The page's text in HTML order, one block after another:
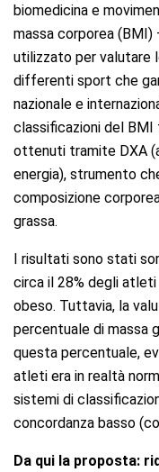
biomedicina e
massa corporea
utilizzato per valutare
differenti sport che
nazionale e
classificazioni del BMI
ottenuti tramite DXA
energia), strumento
composizione
grassa.
I risultati sono stati
circa il 28% degli
obeso. Tuttavia, la
percentuale di massa
questa percentuale,
atleti era in realtà
sistemi di
concordanza basso
Da qui la proposta: